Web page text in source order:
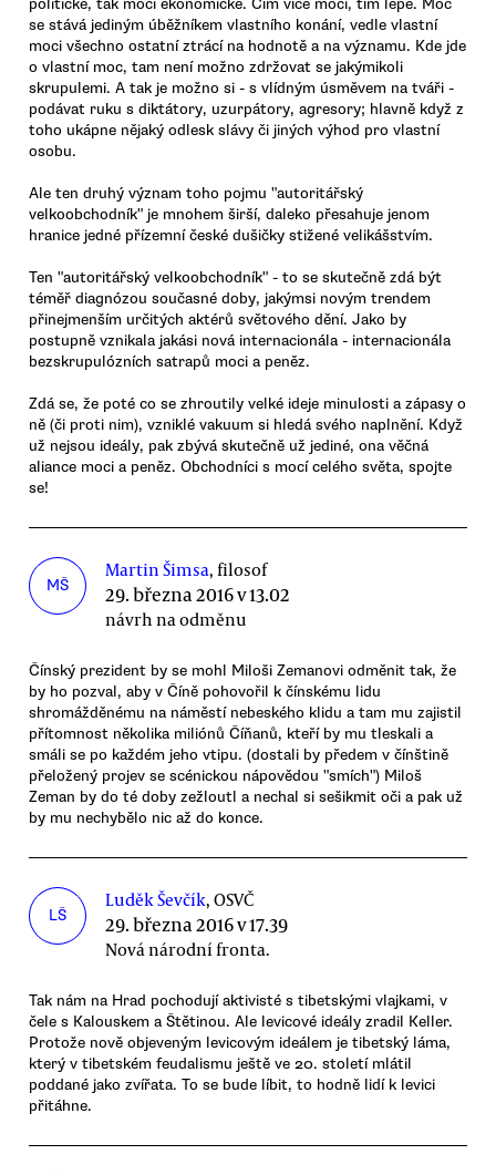
politické, tak moci ekonomické. Čím více moci, tím lépe. Moc
se stává jediným úběžníkem vlastního konání, vedle vlastní
moci všechno ostatní ztrácí na hodnotě a na významu. Kde jde
o vlastní moc, tam není možno zdržovat se jakýmikoli
skrupulemi. A tak je možno si - s vlídným úsměvem na tváři -
podávat ruku s diktátory, uzurpátory, agresory; hlavně když z
toho ukápne nějaký odlesk slávy či jiných výhod pro vlastní
osobu.
Ale ten druhý význam toho pojmu "autoritářský
velkoobchodník" je mnohem širší, daleko přesahuje jenom
hranice jedné přízemní české dušičky stižené velikášstvím.
Ten "autoritářský velkoobchodník" - to se skutečně zdá být
téměř diagnózou současné doby, jakýmsi novým trendem
přinejmenším určitých aktérů světového dění. Jako by
postupně vznikala jakási nová internacionála - internacionála
bezskrupulózních satrapů moci a peněz.
Zdá se, že poté co se zhroutily velké ideje minulosti a zápasy o
ně (či proti nim), vzniklé vakuum si hledá svého naplnění. Když
už nejsou ideály, pak zbývá skutečně už jediné, ona věčná
aliance moci a peněz. Obchodníci s mocí celého světa, spojte
se!
MŠ
Martin Šimsa, filosof
29. března 2016 v 13.02
návrh na odměnu
Čínský prezident by se mohl Miloši Zemanovi odměnit tak, že
by ho pozval, aby v Číně pohovořil k čínskému lidu
shromážděnému na náměstí nebeského klidu a tam mu zajistil
přítomnost několika miliónů Číňanů, kteří by mu tleskali a
smáli se po každém jeho vtipu. (dostali by předem v čínštině
přeložený projev se scénickou nápovědou "smích") Miloš
Zeman by do té doby zežloutl a nechal si sešikmit oči a pak už
by mu nechybělo nic až do konce.
LŠ
Luděk Ševčík, OSVČ
29. března 2016 v 17.39
Nová národní fronta.
Tak nám na Hrad pochodují aktivisté s tibetskými vlajkami, v
čele s Kalouskem a Štětinou. Ale levicové ideály zradil Keller.
Protože nově objeveným levicovým ideálem je tibetský láma,
který v tibetském feudalismu ještě ve 20. století mlátil
poddané jako zvířata. To se bude líbit, to hodně lidí k levici
přitáhne.